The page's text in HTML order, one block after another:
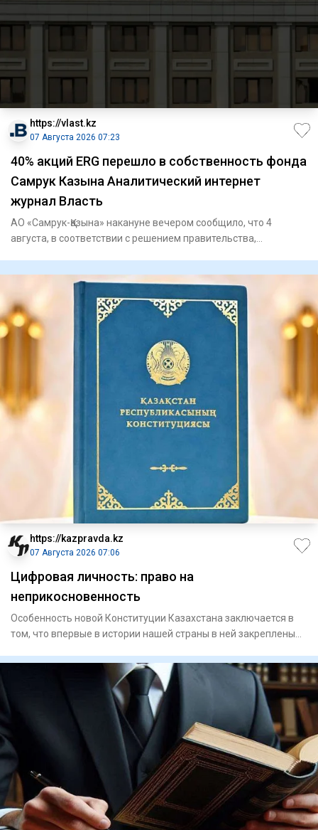
https://vlast.kz
07 Августа 2026 07:23
40% акций ERG перешло в собственность фонда
Самрук Казына Аналитический интернет
журнал Власть
АО «Самрук-Қазына» накануне вечером сообщило, что 4
августа, в соответствии с решением правительства,
https://kazpravda.kz
07 Августа 2026 07:06
Цифровая личность: право на
неприкосновенность
Особенность новой Конституции Казахстана заключается в
том, что впервые в истории нашей страны в ней закреплены